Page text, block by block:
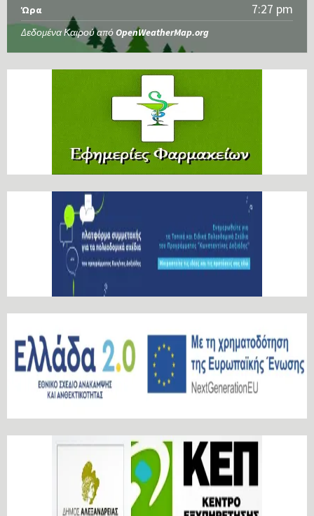
Ώρα 7:27 pm
Δεδομένα Καιρού από OpenWeatherMap.org